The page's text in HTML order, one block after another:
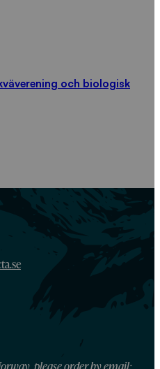
och biologisk
please order by email: